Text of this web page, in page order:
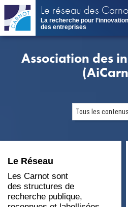
Aller
contenu
principal
Le réseau des
La recherche pour l’innovation
des entreprises
Association des
Le Réseau
Les Carnot sont
des structures de
recherche publique,